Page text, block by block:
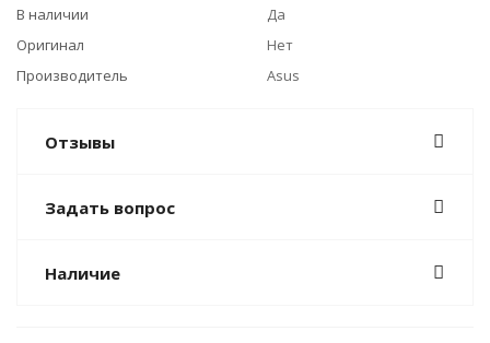
В наличии
Да
Оригинал
Нет
Производитель
Asus
Отзывы
Задать вопрос
Наличие